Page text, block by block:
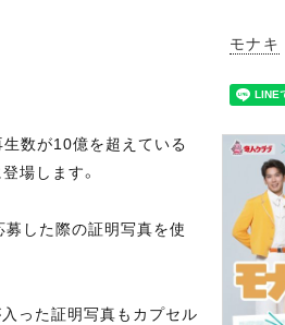
モナキ
生数が10億を超えている
場します。
した際の証明写真を使
った証明写真もカプセル